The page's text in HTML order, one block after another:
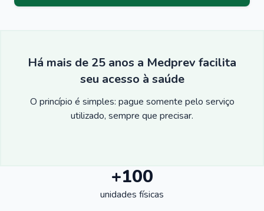
Há mais de 25 anos a Medprev facilita
seu acesso à saúde
O princípio é simples: pague somente pelo serviço
utilizado, sempre que precisar.
+100
unidades físicas